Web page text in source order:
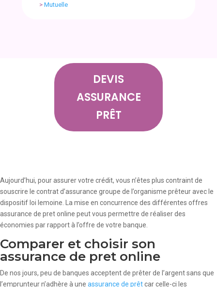
> Mutuelle
DEVIS
ASSURANCE
PRÊT
Aujourd’hui, pour assurer votre crédit, vous n’êtes plus contraint de
souscrire le contrat d’assurance groupe de l’organisme prêteur avec le
dispositif loi lemoine. La mise en concurrence des différentes offres
assurance de pret online peut vous permettre de réaliser des
économies par rapport à l’offre de votre banque.
Comparer et choisir son
assurance de pret online
De nos jours, peu de banques acceptent de prêter de l’argent sans que
l’emprunteur n’adhère à une assurance de prêtcar celle-ci les